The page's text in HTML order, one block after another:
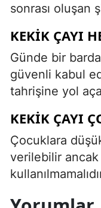
sonrası oluşan
KEKIK ÇAYI
Günde bir
güvenli kabul
tahrişine yol
KEKIK ÇAYI
Çocuklara
verilebilir